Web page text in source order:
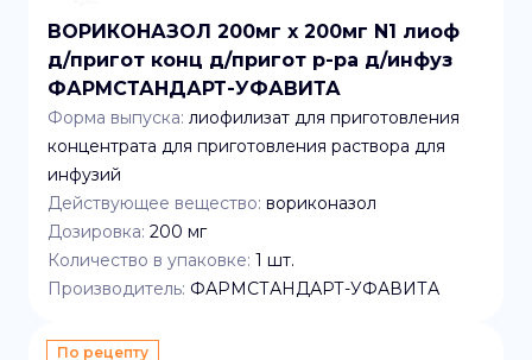
ВОРИКОНАЗОЛ 200мг x 200мг N1 лиоф
д/пригот конц д/пригот р-ра д/инфуз
ФАРМСТАНДАРТ-УФАВИТА
Форма выпуска: лиофилизат для приготовления
концентрата для приготовления раствора для
инфузий
Действующее вещество: вориконазол
Дозировка: 200 мг
Количество в упаковке: 1 шт.
Производитель: ФАРМСТАНДАРТ-УФАВИТА
По рецепту